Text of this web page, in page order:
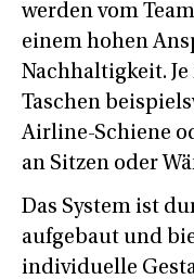
werden vom
einem hohen
Nachhaltigkeit.
Taschen
Airline-Schiene
an Sitzen oder
Das System ist
aufgebaut und
individuelle